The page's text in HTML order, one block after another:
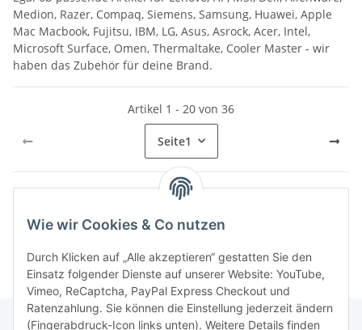
Wie wir Cookies & Co nutzen
Durch Klicken auf „Alle akzeptieren“ gestatten Sie den
Einsatz folgender Dienste auf unserer Website: YouTube,
Vimeo, ReCaptcha, PayPal Express Checkout und
Ratenzahlung. Sie können die Einstellung jederzeit ändern
(Fingerabdruck-Icon links unten). Weitere Details finden
Medion, Razer, Compaq, Siemens, Samsung, Huawei, Apple
Mac Macbook, Fujitsu, IBM, LG, Asus, Asrock, Acer, Intel,
Microsoft Surface, Omen, Thermaltake, Cooler Master - wir
haben das Zubehör für deine Brand.
Artikel 1 - 20 von 36
Seite1
Kategorien